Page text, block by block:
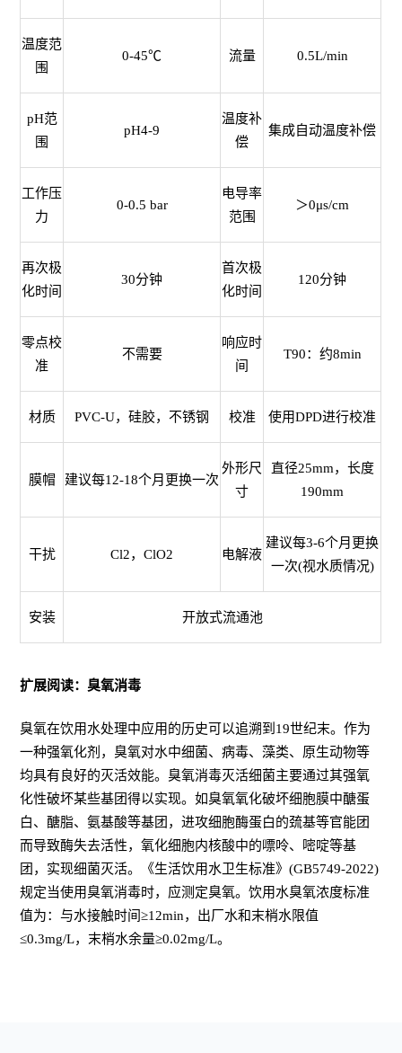
温度范
围
0-45℃ 流量 0.5L/min
pH范
围
pH4-9
温度补
偿
集成自动温度补偿
工作压
力
0-0.5 bar
电导率
范围
＞0μs/cm
再次极
化时间
30分钟
首次极
化时间
120分钟
零点校
准
不需要
响应时
间
T90：约8min
材质 PVC-U，硅胶，不锈钢 校准 使用DPD进行校准
膜帽 建议每12-18个月更换一次
外形尺
寸
直径25mm，长度
190mm
干扰 Cl2，ClO2 电解液
建议每3-6个月更换
一次(视水质情况)
安装 开放式流通池
扩展阅读：臭氧消毒
臭氧在饮用水处理中应用的历史可以追溯到19世纪末。作为
一种强氧化剂，臭氧对水中细菌、病毒、藻类、原生动物等
均具有良好的灭活效能。臭氧消毒灭活细菌主要通过其强氧
化性破坏某些基团得以实现。如臭氧氧化破坏细胞膜中醣蛋
白、醣脂、氨基酸等基团，进攻细胞酶蛋白的巯基等官能团
而导致酶失去活性，氧化细胞内核酸中的嘌呤、嘧啶等基
团，实现细菌灭活。《生活饮用水卫生标准》(GB5749-2022)
规定当使用臭氧消毒时，应测定臭氧。饮用水臭氧浓度标准
值为：与水接触时间≥12min，出厂水和末梢水限值
≤0.3mg/L，末梢水余量≥0.02mg/L。